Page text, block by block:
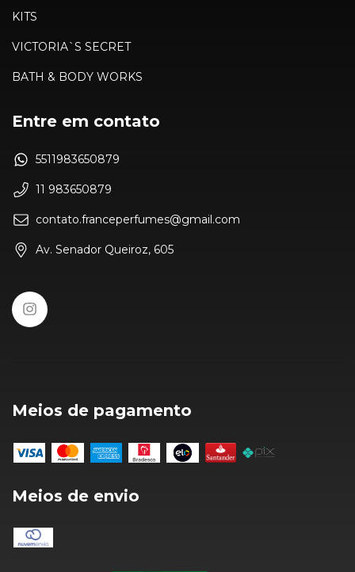
KITS
VICTORIA`S SECRET
BATH & BODY WORKS
Entre em contato
5511983650879
11 983650879
contato.franceperfumes@gmail.com
Av. Senador Queiroz, 605
Meios de pagamento
Meios de envio